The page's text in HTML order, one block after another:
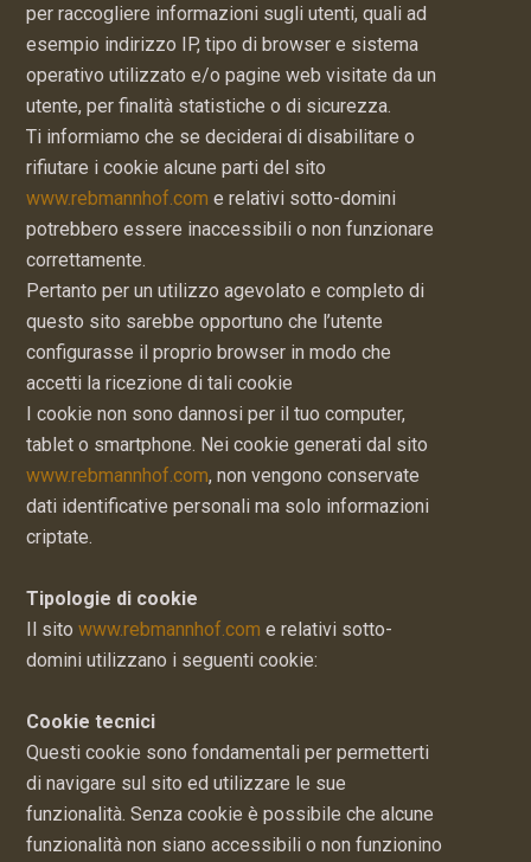
per raccogliere informazioni sugli utenti, quali ad
esempio indirizzo IP, tipo di browser e sistema
operativo utilizzato e/o pagine web visitate da un
utente, per finalità statistiche o di sicurezza.
Ti informiamo che se deciderai di disabilitare o
rifiutare i cookie alcune parti del sito
www.rebmannhof.com e relativi sotto-domini
potrebbero essere inaccessibili o non funzionare
correttamente.
Pertanto per un utilizzo agevolato e completo di
questo sito sarebbe opportuno che l’utente
configurasse il proprio browser in modo che
accetti la ricezione di tali cookie
I cookie non sono dannosi per il tuo computer,
tablet o smartphone. Nei cookie generati dal sito
www.rebmannhof.com, non vengono conservate
dati identificative personali ma solo informazioni
criptate.
Tipologie di cookie
Il sitowww.rebmannhof.com e relativi sotto-
domini utilizzano i seguenti cookie:
Cookie tecnici
Questi cookie sono fondamentali per permetterti
di navigare sul sito ed utilizzare le sue
funzionalità. Senza cookie è possibile che alcune
funzionalità non siano accessibili o non funzionino